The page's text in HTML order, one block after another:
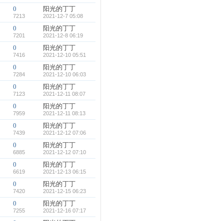
0
7213
阳光的丁丁
2021-12-7 05:08
0
7201
阳光的丁丁
2021-12-8 06:19
0
7416
阳光的丁丁
2021-12-10 05:51
0
7284
阳光的丁丁
2021-12-10 06:03
0
7123
阳光的丁丁
2021-12-11 08:07
0
7959
阳光的丁丁
2021-12-11 08:13
0
7439
阳光的丁丁
2021-12-12 07:06
0
6885
阳光的丁丁
2021-12-12 07:10
0
6619
阳光的丁丁
2021-12-13 06:15
0
7420
阳光的丁丁
2021-12-15 06:23
0
7255
阳光的丁丁
2021-12-16 07:17